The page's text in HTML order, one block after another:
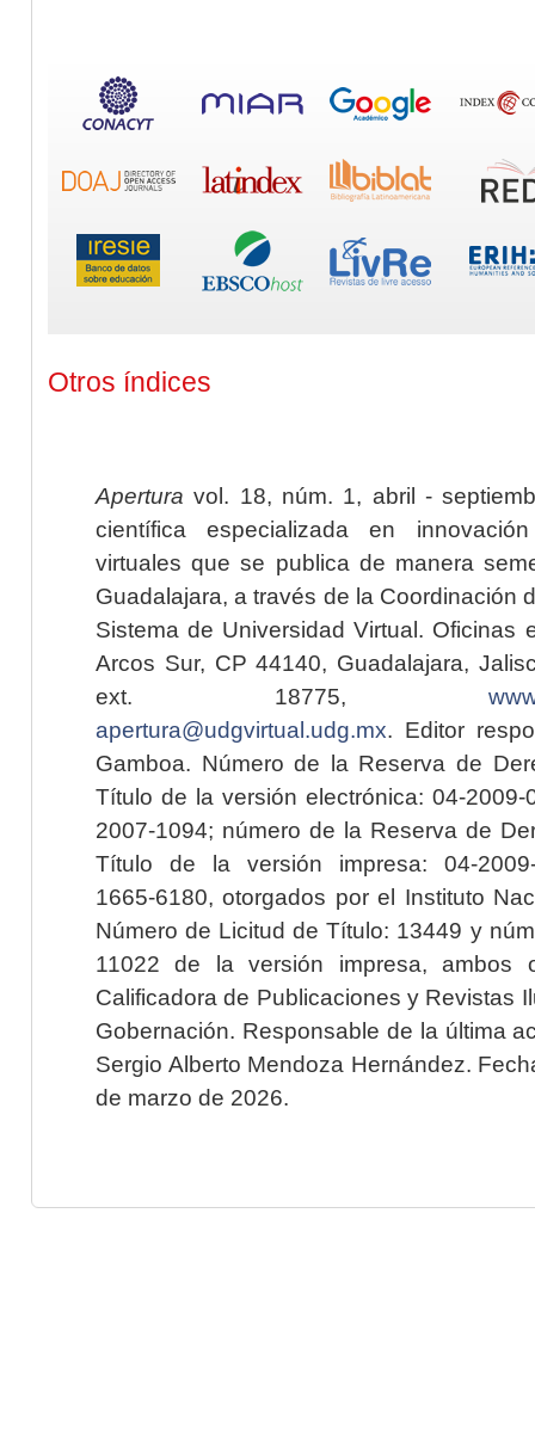
Otros índices
Apertura vol. 18, núm. 1, abril -
científica especializada en
virtuales que se publica de manera
Guadalajara, a través de la Coordinación
Sistema de Universidad Virtual. Oficinas
Arcos Sur, CP 44140, Guadalajara,
ext. 18775,
apertura@udgvirtual.udg.mx. Editor
Gamboa. Número de la Reserva de
Título de la versión electrónica: 04-2009-
2007-1094; número de la Reserva de
Título de la versión impresa: 04-2009-
1665-6180, otorgados por el Instituto
Número de Licitud de Título: 13449 y
11022 de la versión impresa, ambos
Calificadora de Publicaciones y Revistas
Gobernación. Responsable de la última
Sergio Alberto Mendoza Hernández.
de marzo de 2026.